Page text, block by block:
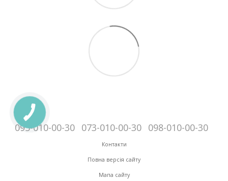
095-010-00-30 073-010-00-30 098-010-00-30
Контакти
Повна версія сайту
Мапа сайту